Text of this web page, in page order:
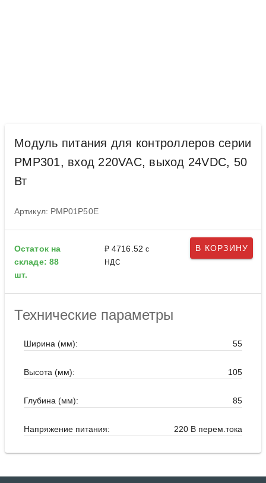
Модуль питания для контроллеров серии
PMP301, вход 220VAC, выход 24VDC, 50
Вт
Артикул: PMP01P50E
Остаток на
складе: 88
шт.
₽ 4716.52 с
НДС
В КОРЗИНУ
Технические параметры
Ширина (мм): 55
Высота (мм): 105
Глубина (мм): 85
Напряжение питания: 220 В перем.тока